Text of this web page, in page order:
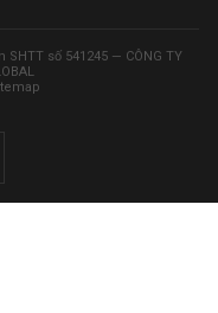
số 541245 — CÔNG TY